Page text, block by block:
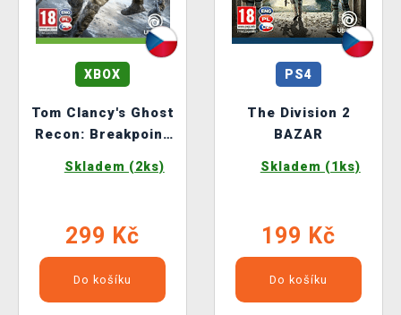
XBOX
Tom Clancy's Ghost
Recon: Breakpoint
Skladem (2ks)
299 Kč
Do košíku
PS4
The Division 2
BAZAR
Skladem (1ks)
199 Kč
Do košíku